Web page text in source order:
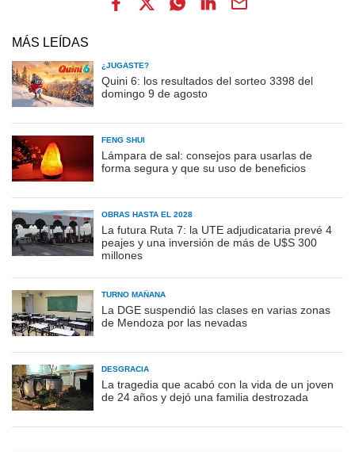
MÁS LEÍDAS
¿JUGASTE?
Quini 6: los resultados del sorteo 3398 del
domingo 9 de agosto
FENG SHUI
Lámpara de sal: consejos para usarlas de
forma segura y que su uso de beneficios
OBRAS HASTA EL 2028
La futura Ruta 7: la UTE adjudicataria prevé 4
peajes y una inversión de más de U$S 300
millones
TURNO MAÑANA
La DGE suspendió las clases en varias zonas
de Mendoza por las nevadas
DESGRACIA
La tragedia que acabó con la vida de un joven
de 24 años y dejó una familia destrozada